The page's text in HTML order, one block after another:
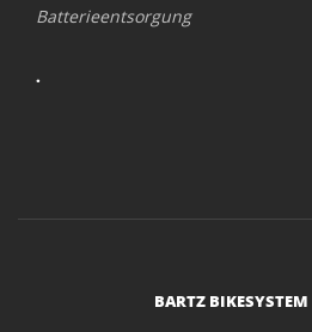
Batterieentsorgung
.
BARTZ BIKESYSTEM